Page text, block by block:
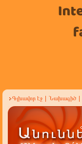
Գլխավոր էջ Նախագիծ